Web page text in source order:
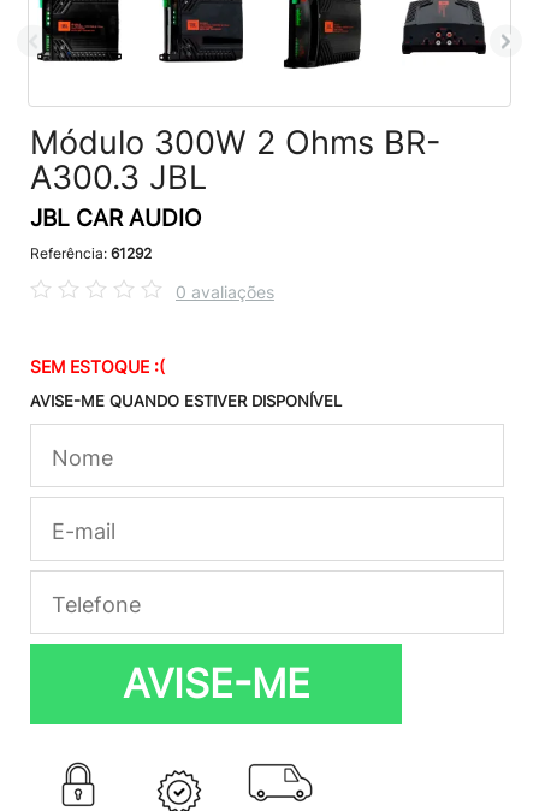
Módulo 300W 2 Ohms BR-
A300.3 JBL
JBL CAR AUDIO
Referência: 61292
0 avaliações
SEM ESTOQUE :(
AVISE-ME QUANDO ESTIVER DISPONÍVEL
AVISE-ME